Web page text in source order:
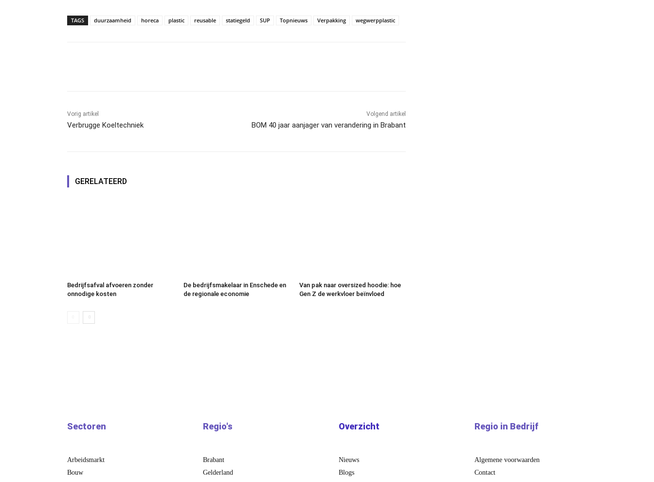
TAGS duurzaamheid horeca plastic reusable statiegeld SUP Topnieuws Verpakking wegwerpplastic
Vorig artikel
Verbrugge Koeltechniek
Volgend artikel
BOM 40 jaar aanjager van verandering in Brabant
GERELATEERD
Bedrijfsafval afvoeren zonder
onnodige kosten
De bedrijfsmakelaar in Enschede en
de regionale economie
Van pak naar oversized hoodie: hoe
Gen Z de werkvloer beïnvloed
Sectoren
Arbeidsmarkt
Bouw
Regio's
Brabant
Gelderland
Overzicht
Nieuws
Blogs
Regio in Bedrijf
Algemene voorwaarden
Contact